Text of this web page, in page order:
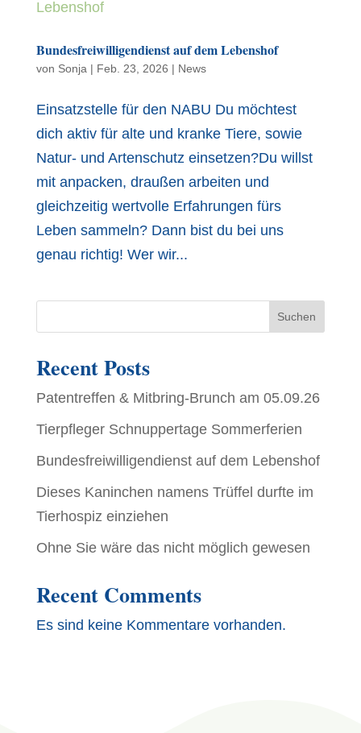
Bundesfreiwilligendienst auf dem Lebenshof
von Sonja | Feb. 23, 2026 | News
Einsatzstelle für den NABU Du möchtest
dich aktiv für alte und kranke Tiere, sowie
Natur- und Artenschutz einsetzen?Du willst
mit anpacken, draußen arbeiten und
gleichzeitig wertvolle Erfahrungen fürs
Leben sammeln? Dann bist du bei uns
genau richtig! Wer wir...
Suchen
Recent Posts
Patentreffen & Mitbring-Brunch am 05.09.26
Tierpfleger Schnuppertage Sommerferien
Bundesfreiwilligendienst auf dem Lebenshof
Dieses Kaninchen namens Trüffel durfte im
Tierhospiz einziehen
Ohne Sie wäre das nicht möglich gewesen
Recent Comments
Es sind keine Kommentare vorhanden.